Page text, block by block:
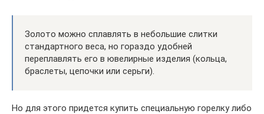
Золото можно сплавлять в небольшие слитки
стандартного веса, но гораздо удобней
переплавлять его в ювелирные изделия (кольца,
браслеты, цепочки или серьги).
Но для этого придется купить специальную горелку либо